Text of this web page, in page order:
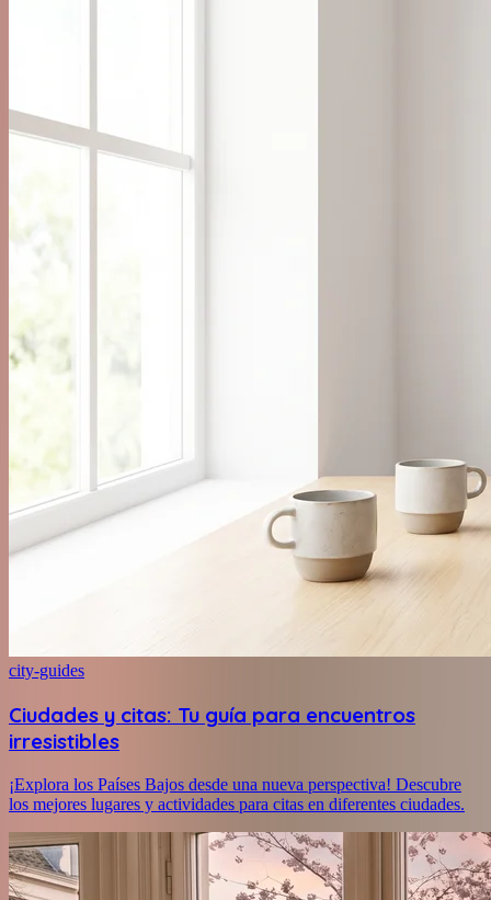
city-guides
Ciudades y citas: Tu guía para encuentros
irresistibles
¡Explora los Países Bajos desde una nueva perspectiva! Descubre
los mejores lugares y actividades para citas en diferentes ciudades.